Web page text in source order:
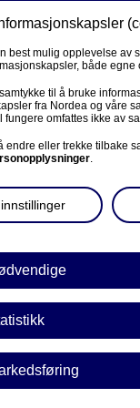
BEDRIFT
Corporate Netbank
AutoFX Hedging
Bedriftens
Våre sider -
VPS
VPS
Våre
jobber for å gi deg
enkelt og raskt for
bankbytte.
best mulig opplevelse av
både
til å bruke
fra Nordea og våre
fungere omfattes ikke av
endre eller trekke tilbake
.